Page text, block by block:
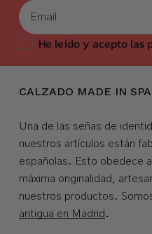
He leído y acepto las
CALZADO MADE IN
Una de las señas de
nuestros artículos están
españolas. Esto obedece
máxima originalidad,
nuestros productos.
antigua en Madrid .